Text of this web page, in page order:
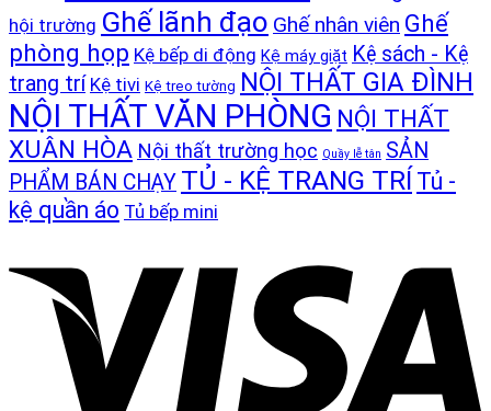
hội trường Ghế lãnh đạo Ghế nhân viên Ghế
phòng họp Kệ bếp di động Kệ máy giặt Kệ sách - Kệ
trang trí Kệ tivi Kệ treo tường NỘI THẤT GIA ĐÌNH
NỘI THẤT VĂN PHÒNG NỘI THẤT
XUÂN HÒA Nội thất trường học Quầy lễ tân SẢN
PHẨM BÁN CHẠY TỦ - KỆ TRANG TRÍ Tủ -
kệ quần áo Tủ bếp mini